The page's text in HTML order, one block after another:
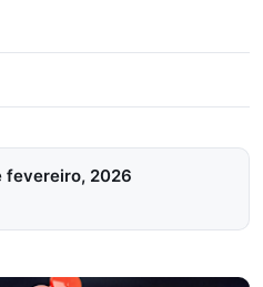
principal
fevereiro, 2026